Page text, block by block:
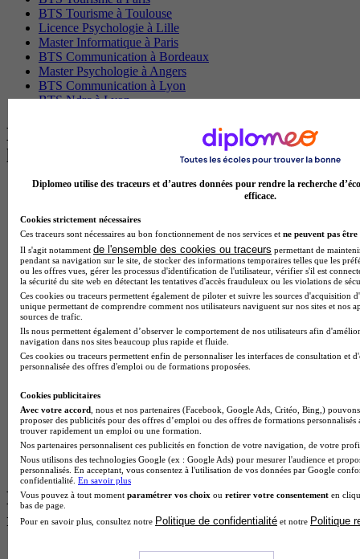
BTS Tourisme à Toulouse
Licence Psychologie à Lille
Master Informatique à Paris
BTS Communication à Bordeaux
Master Psychologie à Angers
BTS Communication à Lyon
BTS Ndrc à Lyon
Les intitulés de diplôme par alternance
les plus recherchés
BTS Esf en alternance
BTS Mco en alternance
BTS Pi en alternance
BTS Sp3s en alternance
Master CCA en alternance
BTS Ndrc en alternance
BTS Sam en alternance
Cap Fleuriste en alternance
BTS Sio en alternance
MSc Marketing Digital en alternance
BTS Gpme en alternance
Cap Electricien en alternance
BTS Domotique en alternance
BAC Pro Agora en alternance
BTS Sta en alternance
BTS Iris en alternance
BTS Tpl en alternance
BTS Ati en alternance
Les diplômes par filière les plus
recherchés
Diplomeo utilise des traceurs et d’autres données pour rendre la recherche
efficace.
Cookies strictement nécessaires
Ces traceurs sont nécessaires au bon fonctionnement de nos services et ne peuvent pas être
Il s'agit notamment de l'ensemble des cookies ou traceurs permettant de
pendant sa navigation sur le site, de stocker des informations temporaires telles que les
ou les offres vues, gérer les processus d'identification de l'utilisateur, vérifier s'il est
la sécurité du site web en détectant les tentatives d'accès frauduleux ou les violations de
Ces cookies ou traceurs permettent également de piloter et suivre les sources d'acquisition
unique permettant de comprendre comment nos utilisateurs naviguent sur nos sites et nos
sources de trafic.
Ils nous permettent également d’observer le comportement de nos utilisateurs afin
navigation dans nos sites beaucoup plus rapide et fluide.
Ces cookies ou traceurs permettent enfin de personnaliser les interfaces de consultation et
personnalisée des offres d'emploi ou de formations proposées.
Cookies publicitaires
Avec votre accord , nous et nos partenaires (Facebook, Google Ads, Critéo, Bing,)
proposer des publicités pour des offres d’emploi ou des offres de formations
trouver rapidement un emploi ou une formation.
Nos partenaires personnalisent ces publicités en fonction de votre navigation, de votre
Nous utilisons des technologies Google (ex : Google Ads) pour mesurer l'audience et
personnalisés. En acceptant, vous consentez à l'utilisation de vos données par Google
confidentialité. En savoir plus
Vous pouvez à tout moment paramétrer vos choix ou retirer votre consentement en
bas de page.
Pour en savoir plus, consultez notre Politique de confidentialité et notre Politique